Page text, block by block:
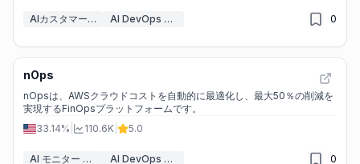
AIカスタマーサービスアシスタント AI DevOps アシスタント 0
nOps
nOpsは、AWSクラウドコストを自動的に最適化し、最大50％の削減を
実現するFinOpsプラットフォームです。
33.14%
110.6K 5.0
AI モニター & レポートビルダー AI DevOps アシスタント 0